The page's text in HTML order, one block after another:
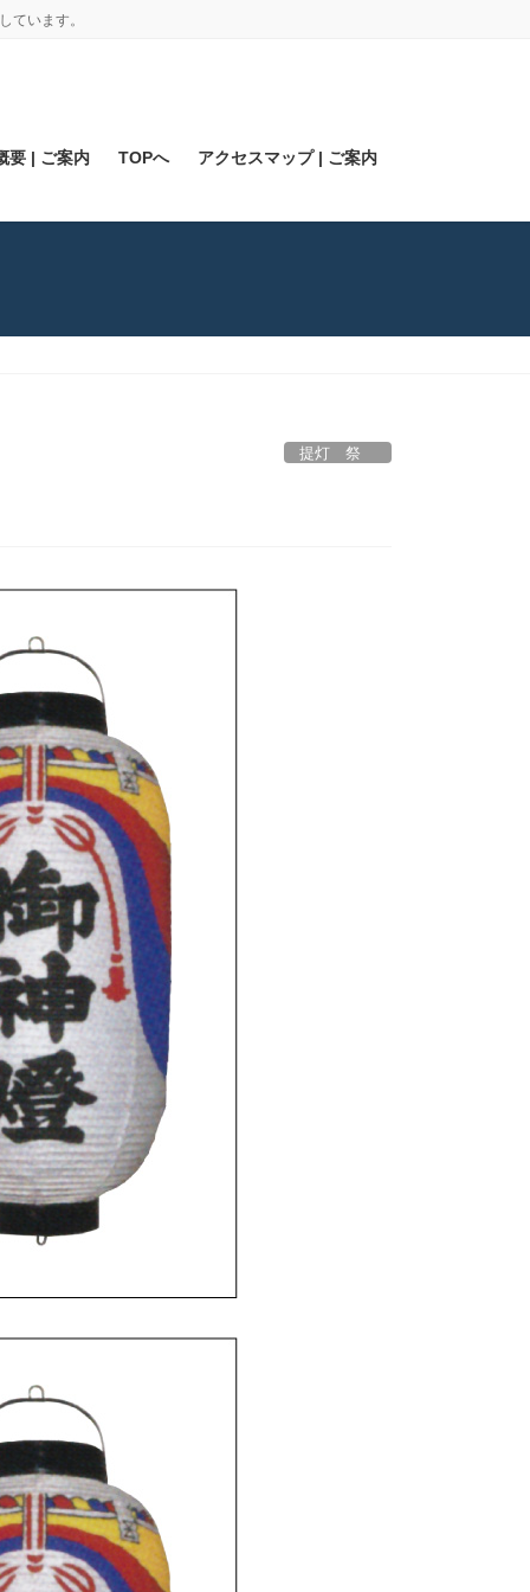
います。
要 | ご案内 TOPへ アクセスマップ | ご案内
提灯 祭